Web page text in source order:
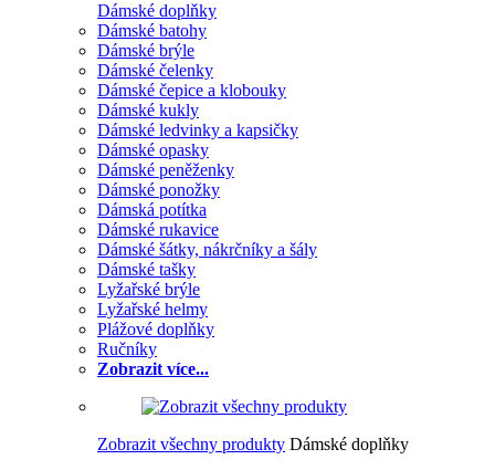
Dámské doplňky
Dámské batohy
Dámské brýle
Dámské čelenky
Dámské čepice a klobouky
Dámské kukly
Dámské ledvinky a kapsičky
Dámské opasky
Dámské peněženky
Dámské ponožky
Dámská potítka
Dámské rukavice
Dámské šátky, nákrčníky a šály
Dámské tašky
Lyžařské brýle
Lyžařské helmy
Plážové doplňky
Ručníky
Zobrazit více...
Zobrazit všechny produkty Dámské doplňky